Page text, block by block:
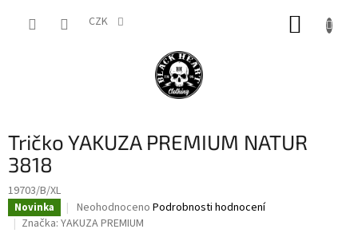
CZK
Tričko YAKUZA PREMIUM NATUR
3818
19703/B/XL
Novinka
Průměrné
hodnocení
Neohodnoceno Podrobnosti hodnocení
Značka: YAKUZA PREMIUM